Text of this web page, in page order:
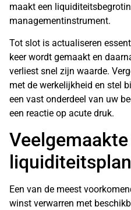
maakt een
managementinstrument.
Tot slot is actualiseren
keer wordt gemaakt en
verliest snel zijn waarde.
met de werkelijkheid en stel
een vast onderdeel van uw
een reactie op acute druk.
Een van de meest
winst verwarren met